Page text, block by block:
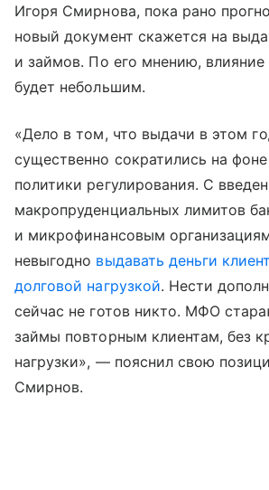
Игоря Смирнова, пока рано
новый документ скажется на
и займов. По его мнению,
будет небольшим.
«Дело в том, что выдачи в этом
существенно сократились на
политики регулирования. С
макропруденциальных лимитов
и микрофинансовым
невыгодно выдавать деньги
долговой нагрузкой. Нести
сейчас не готов никто. МФО
займы повторным клиентам, без
нагрузки», — пояснил свою
Смирнов.